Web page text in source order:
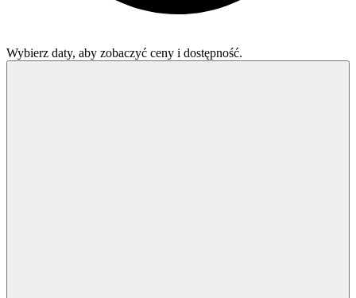
Wybierz daty, aby zobaczyć ceny i dostępność.